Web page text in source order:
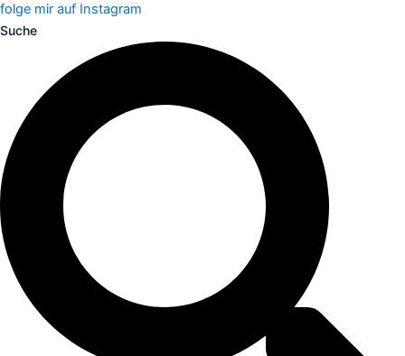
folge mir auf Instagram
Suche